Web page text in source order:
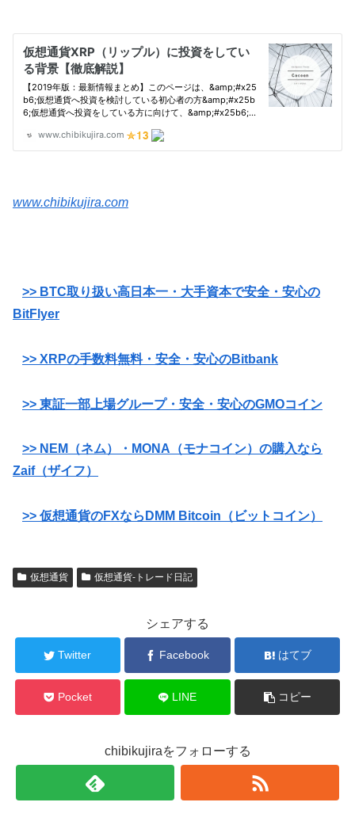
www.chibikujira.com
>> BTC取り扱い高日本一・大手資本で安全・安心の
BitFlyer
>> XRPの手数料無料・安全・安心のBitbank
>> 東証一部上場グループ・安全・安心のGMOコイン
>> NEM（ネム）・MONA（モナコイン）の購入なら
Zaif（ザイフ）
>> 仮想通貨のFXならDMM Bitcoin（ビットコイン）
仮想通貨 仮想通貨-トレード日記
シェアする
Twitter Facebook はてブ
Pocket LINE コピー
chibikujiraをフォローする